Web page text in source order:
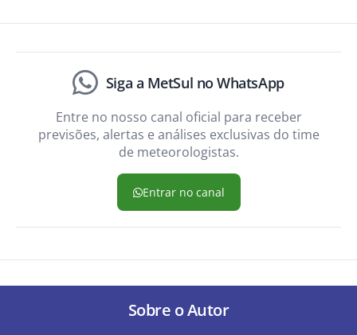
Siga a MetSul no WhatsApp
Entre no nosso canal oficial para receber
previsões, alertas e análises exclusivas do time
de meteorologistas.
Entrar no canal
Sobre o Autor